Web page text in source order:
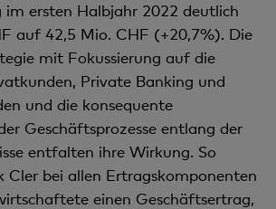
im ersten Halbjahr 2022 deutlich
auf 42,5 Mio. CHF (+20,7%). Die
mit Fokussierung auf die
Private Banking und
und die konsequente
Geschäftsprozesse entlang der
entfalten ihre Wirkung. So
Cler bei allen Ertragskomponenten
einen Geschäftsertrag,